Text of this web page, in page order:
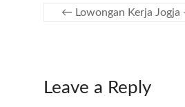
← Lowongan Kerja
Leave a Reply